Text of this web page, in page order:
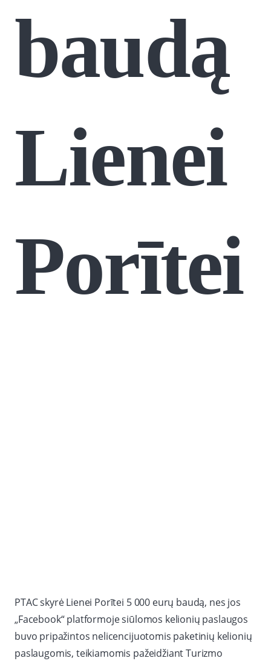
baudą
Lienei
Porītei
PTAC skyrė Lienei Porītei 5 000 eurų baudą, nes jos
„Facebook“ platformoje siūlomos kelionių paslaugos
buvo pripažintos nelicencijuotomis paketinių kelionių
paslaugomis, teikiamomis pažeidžiant Turizmo